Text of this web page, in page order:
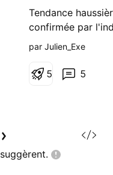
Tendance
confirmée par
Adaptive Trend
effectue un
donne en
tendance (voir en
par Julien_Exe
5
5
suggèrent.